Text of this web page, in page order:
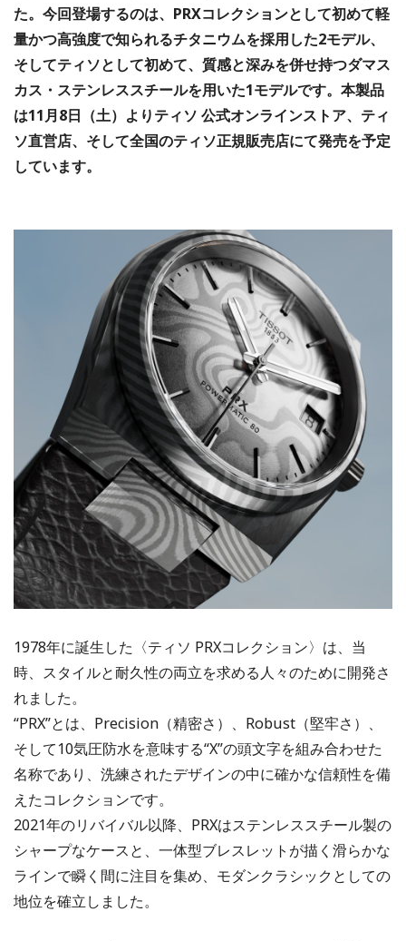
た。 今回登場するのは、PRXコレクションとして初めて軽
量かつ高強度で知られるチタニウムを採用した2モデル、
そしてティソとして初めて、質感と深みを併せ持つダマス
カス・ステンレススチールを用いた1モデルです。 本製品
は11月8日（土）よりティソ 公式オンラインストア、ティ
ソ直営店、そして全国のティソ正規販売店にて発売を予定
しています。
1978年に誕生した〈ティソ PRXコレクション〉は、当
時、スタイルと耐久性の両立を求める人々のために開発さ
れました。
“PRX”とは、Precision（精密さ）、Robust（堅牢さ）、
そして10気圧防水を意味する“X”の頭文字を組み合わせた
名称であり、洗練されたデザインの中に確かな信頼性を備
えたコレクションです。
2021年のリバイバル以降、PRXはステンレススチール製の
シャープなケースと、一体型ブレスレットが描く滑らかな
ラインで瞬く間に注目を集め、モダンクラシックとしての
地位を確立しました。